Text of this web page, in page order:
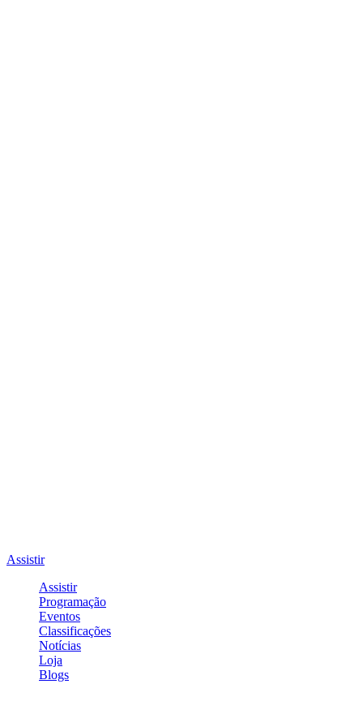
Assistir
Assistir
Programação
Eventos
Classificações
Notícias
Loja
Blogs